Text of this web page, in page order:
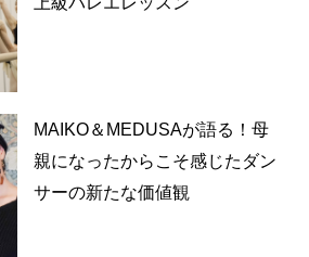
MAIKO＆MEDUSAが語る！母
親になったからこそ感じたダン
サーの新たな価値観